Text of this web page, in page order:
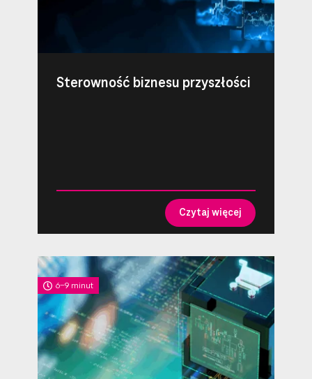
Sterowność biznesu przyszłości
Czytaj więcej
6-9 minut